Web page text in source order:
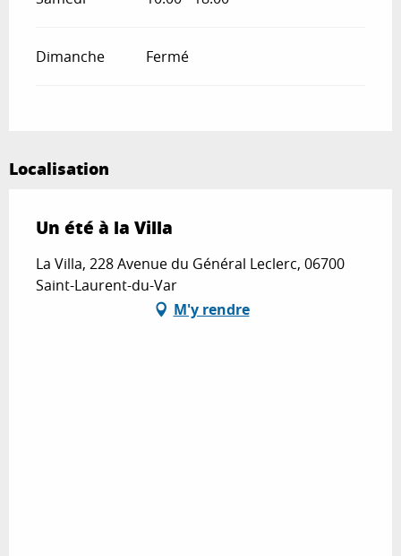
Dimanche Fermé
Localisation
Un été à la Villa
La Villa, 228 Avenue du Général Leclerc, 06700
Saint-Laurent-du-Var
M'y rendre